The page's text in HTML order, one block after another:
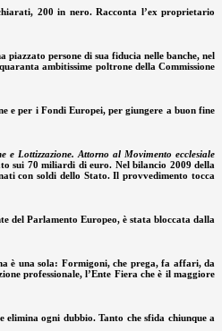
200 in nero. Racconta l’ex proprietario
persone di sua fiducia nelle banche, nel
ambitissime poltrone della Commissione
e per i Fondi Europei, per giungere a buon fine
e Lottizzazione. Attorno al Movimento ecclesiale
sui 70 miliardi di euro. Nel bilancio 2009 della
con soldi dello Stato. Il provvedimento tocca
del Parlamento Europeo, è stata bloccata dalla
è una sola: Formigoni, che prega, fa affari, da
professionale, l’Ente Fiera che è il maggiore
elimina ogni dubbio. Tanto che sfida chiunque a